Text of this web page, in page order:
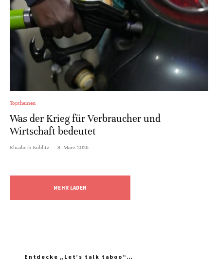
Topthemen
Was der Krieg für Verbraucher und
Wirtschaft bedeutet
Elisabeth Koblitz · 3. März 2026
MEHR LADEN
Entdecke „Let’s talk taboo“…